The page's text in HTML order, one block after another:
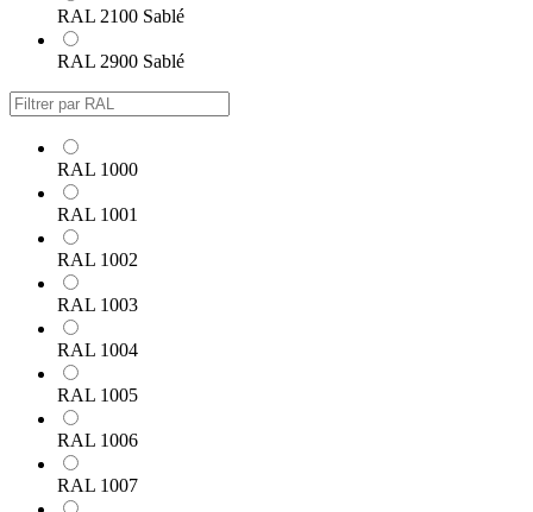
RAL 2100 Sablé
RAL 2900 Sablé
RAL 1000
RAL 1001
RAL 1002
RAL 1003
RAL 1004
RAL 1005
RAL 1006
RAL 1007